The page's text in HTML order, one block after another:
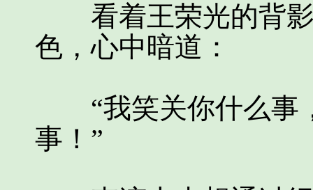
看着王荣光的背影
色，心中暗道：
“我笑关你什么事
事！”